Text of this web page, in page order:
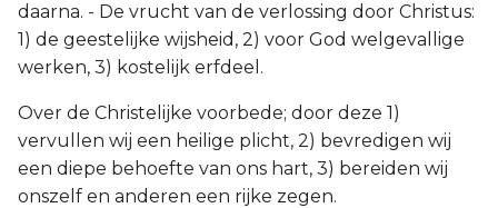
daarna. - De vrucht van de verlossing door Christus:
1) de geestelijke wijsheid, 2) voor God welgevallige
werken, 3) kostelijk erfdeel.
Over de Christelijke voorbede; door deze 1)
vervullen wij een heilige plicht, 2) bevredigen wij
een diepe behoefte van ons hart, 3) bereiden wij
onszelf en anderen een rijke zegen.